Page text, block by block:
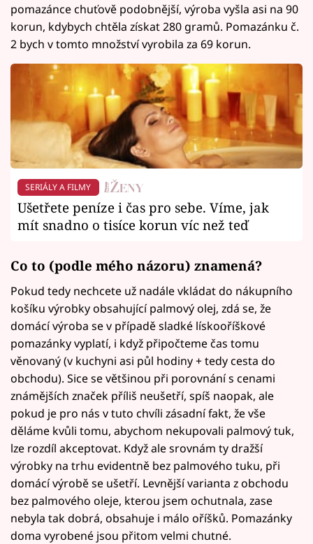
pomazánce chuťově podobnější, výroba vyšla asi na 90
korun, kdybych chtěla získat 280 gramů. Pomazánku č.
2 bych v tomto množství vyrobila za 69 korun.
SERIÁLY A FILMY
Ušetřete peníze i čas pro sebe. Víme, jak
mít snadno o tisíce korun víc než teď
Co to (podle mého názoru) znamená?
Pokud tedy nechcete už nadále vkládat do nákupního
košíku výrobky obsahující palmový olej, zdá se, že
domácí výroba se v případě sladké lískooříškové
pomazánky vyplatí, i když připočteme čas tomu
věnovaný (v kuchyni asi půl hodiny + tedy cesta do
obchodu). Sice se většinou při porovnání s cenami
známějších značek příliš neušetří, spíš naopak, ale
pokud je pro nás v tuto chvíli zásadní fakt, že vše
děláme kvůli tomu, abychom nekupovali palmový tuk,
lze rozdíl akceptovat. Když ale srovnám ty dražší
výrobky na trhu evidentně bez palmového tuku, při
domácí výrobě se ušetří. Levnější varianta z obchodu
bez palmového oleje, kterou jsem ochutnala, zase
nebyla tak dobrá, obsahuje i málo oříšků. Pomazánky
doma vyrobené jsou přitom velmi chutné.